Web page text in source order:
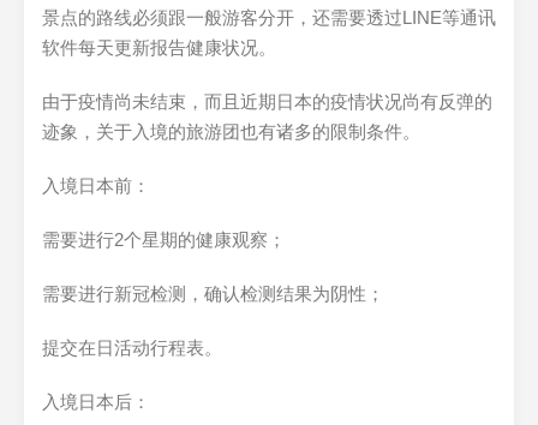
景点的路线必须跟一般游客分开，还需要透过LINE等通讯
软件每天更新报告健康状况。
由于疫情尚未结束，而且近期日本的疫情状况尚有反弹的
迹象，关于入境的旅游团也有诸多的限制条件。
入境日本前：
需要进行2个星期的健康观察；
需要进行新冠检测，确认检测结果为阴性；
提交在日活动行程表。
入境日本后：